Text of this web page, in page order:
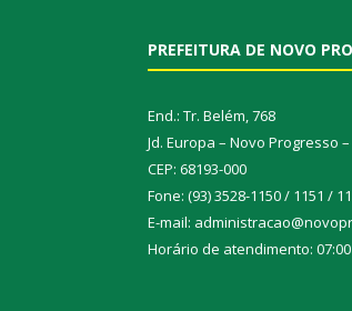
PREFEITURA DE NOVO
End.: Tr. Belém, 768
Jd. Europa – Novo Progresso –
CEP: 68193-000
Fone: (93) 3528-1150 / 1151 /
E-mail:
Horário de atendimento: